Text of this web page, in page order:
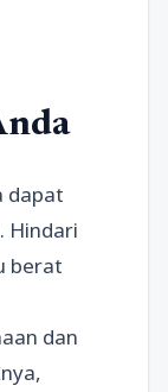
dapat
Hindari
berat
dan